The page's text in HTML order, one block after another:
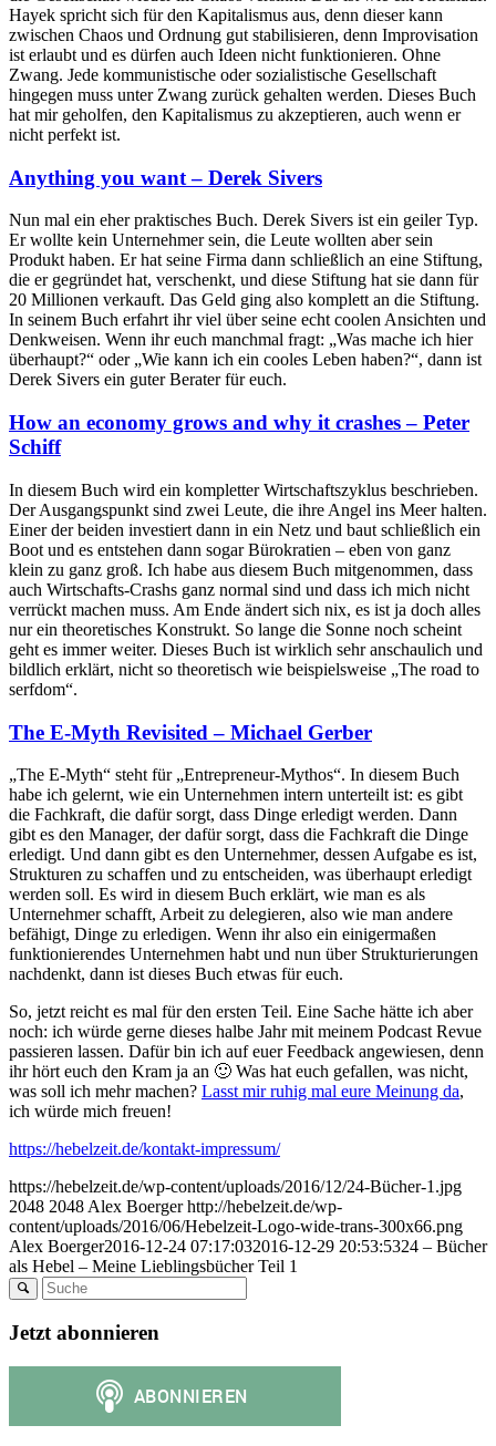
Hayek spricht sich für den Kapitalismus aus, denn dieser kann
zwischen Chaos und Ordnung gut stabilisieren, denn Improvisation
ist erlaubt und es dürfen auch Ideen nicht funktionieren. Ohne
Zwang. Jede kommunistische oder sozialistische Gesellschaft
hingegen muss unter Zwang zurück gehalten werden. Dieses Buch
hat mir geholfen, den Kapitalismus zu akzeptieren, auch wenn er
nicht perfekt ist.
Anything you want – Derek Sivers
Nun mal ein eher praktisches Buch. Derek Sivers ist ein geiler Typ.
Er wollte kein Unternehmer sein, die Leute wollten aber sein
Produkt haben. Er hat seine Firma dann schließlich an eine Stiftung,
die er gegründet hat, verschenkt, und diese Stiftung hat sie dann für
20 Millionen verkauft. Das Geld ging also komplett an die Stiftung.
In seinem Buch erfahrt ihr viel über seine echt coolen Ansichten und
Denkweisen. Wenn ihr euch manchmal fragt: „Was mache ich hier
überhaupt?“ oder „Wie kann ich ein cooles Leben haben?“, dann ist
Derek Sivers ein guter Berater für euch.
How an economy grows and why it crashes – Peter
Schiff
In diesem Buch wird ein kompletter Wirtschaftszyklus beschrieben.
Der Ausgangspunkt sind zwei Leute, die ihre Angel ins Meer halten.
Einer der beiden investiert dann in ein Netz und baut schließlich ein
Boot und es entstehen dann sogar Bürokratien – eben von ganz
klein zu ganz groß. Ich habe aus diesem Buch mitgenommen, dass
auch Wirtschafts-Crashs ganz normal sind und dass ich mich nicht
verrückt machen muss. Am Ende ändert sich nix, es ist ja doch alles
nur ein theoretisches Konstrukt. So lange die Sonne noch scheint
geht es immer weiter. Dieses Buch ist wirklich sehr anschaulich und
bildlich erklärt, nicht so theoretisch wie beispielsweise „The road to
serfdom“.
The E-Myth Revisited – Michael Gerber
„The E-Myth“ steht für „Entrepreneur-Mythos“. In diesem Buch
habe ich gelernt, wie ein Unternehmen intern unterteilt ist: es gibt
die Fachkraft, die dafür sorgt, dass Dinge erledigt werden. Dann
gibt es den Manager, der dafür sorgt, dass die Fachkraft die Dinge
erledigt. Und dann gibt es den Unternehmer, dessen Aufgabe es ist,
Strukturen zu schaffen und zu entscheiden, was überhaupt erledigt
werden soll. Es wird in diesem Buch erklärt, wie man es als
Unternehmer schafft, Arbeit zu delegieren, also wie man andere
befähigt, Dinge zu erledigen. Wenn ihr also ein einigermaßen
funktionierendes Unternehmen habt und nun über Strukturierungen
nachdenkt, dann ist dieses Buch etwas für euch.
So, jetzt reicht es mal für den ersten Teil. Eine Sache hätte ich aber
noch: ich würde gerne dieses halbe Jahr mit meinem Podcast Revue
passieren lassen. Dafür bin ich auf euer Feedback angewiesen, denn
ihr hört euch den Kram ja an 🙂 Was hat euch gefallen, was nicht,
was soll ich mehr machen? Lasst mir ruhig mal eure Meinung da,
ich würde mich freuen!
https://hebelzeit.de/kontakt-impressum/
https://hebelzeit.de/wp-content/uploads/2016/12/24-Bücher-1.jpg
2048 2048 Alex Boerger http://hebelzeit.de/wp-
content/uploads/2016/06/Hebelzeit-Logo-wide-trans-300x66.png
Alex Boerger2016-12-24 07:17:032016-12-29 20:53:5324 – Bücher
als Hebel – Meine Lieblingsbücher Teil 1
Jetzt abonnieren